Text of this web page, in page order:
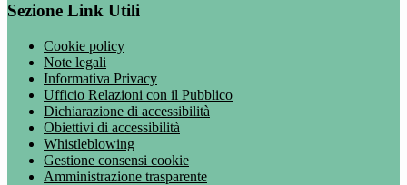
Sezione Link Utili
Cookie policy
Note legali
Informativa Privacy
Ufficio Relazioni con il Pubblico
Dichiarazione di accessibilità
Obiettivi di accessibilità
Whistleblowing
Gestione consensi cookie
Amministrazione trasparente